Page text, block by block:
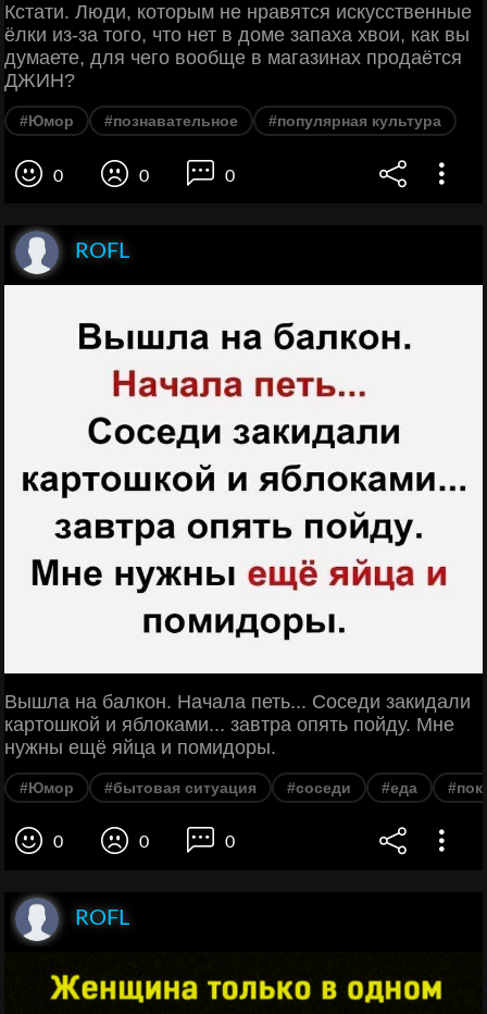
Кстати. Люди, которым не нравятся искусственные
ёлки из-за того, что нет в доме запаха хвои, как вы
думаете, для чего вообще в магазинах продаётся
ДЖИН?
#Юмор #познавательное #популярная культура
0 0 0
ROFL
Вышла на балкон. Начала петь... Соседи закидали
картошкой и яблоками... завтра опять пойду. Мне
нужны ещё яйца и помидоры.
#Юмор #бытовая ситуация #соседи #еда
0 0 0
ROFL